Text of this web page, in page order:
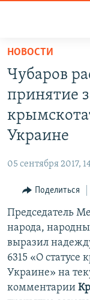
Вернуться
основному
содержанию
Вернутся
главной
Вернутся
поиску
НОВОСТИ
СПЕЦПРОЕКТЫ
ВОДА
ИСТОРИЯ
ИНТЕРАКТИВ
ИНФОГРАФИКА
ТЕЛЕПРОЕКТ
СОВЕТЫ
ПРОПАВШИЕ БЕЗ
ПОБЕДИТЕЛЕЙ НЕ
РАДІО СВОБОДА
КАК ОБОЙТИ
Українською
Qırımtatar
ПРИСОЕДИНЯЙТЕСЬ!
НОВОСТИ
Чубаров
принятие
Украине
05 сентября 2017,
Поделиться
Председатель
народа,
выразил
6315 «О статусе
Украине» на
комментарии